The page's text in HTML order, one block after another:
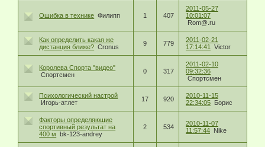
Ошибка в технике Филипп 1 407
2011-05-27
10:01:07
Rom@.ru
Как определить какая же
дистанция ближе? Cronus 9 779
2011-02-21
17:14:41
Victor
Королева Спорта "видео"
Спортсмен
0 317
2011-02-10
09:32:36
Спортсмен
Психологический настрой
Игорь-атлет
17 920
2010-11-15
22:34:05 Борис
Факторы определяющие
спортивный результат на
400 м
bk-123-andrey
2 534
2010-11-07
11:57:44 Nike